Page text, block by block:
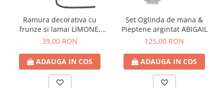
Ramura decorativa cu
frunze si lamai LIMONE,
65cm
39,00 RON
ADAUGA IN COS
Set Oglinda de mana &
Pieptene argintat ABIGAIL
125,00 RON
ADAUGA IN COS